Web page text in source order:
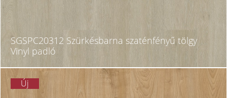
SGSPC20312 Szürkésbarna szaténfényű tölgy
Vinyl padló
Új